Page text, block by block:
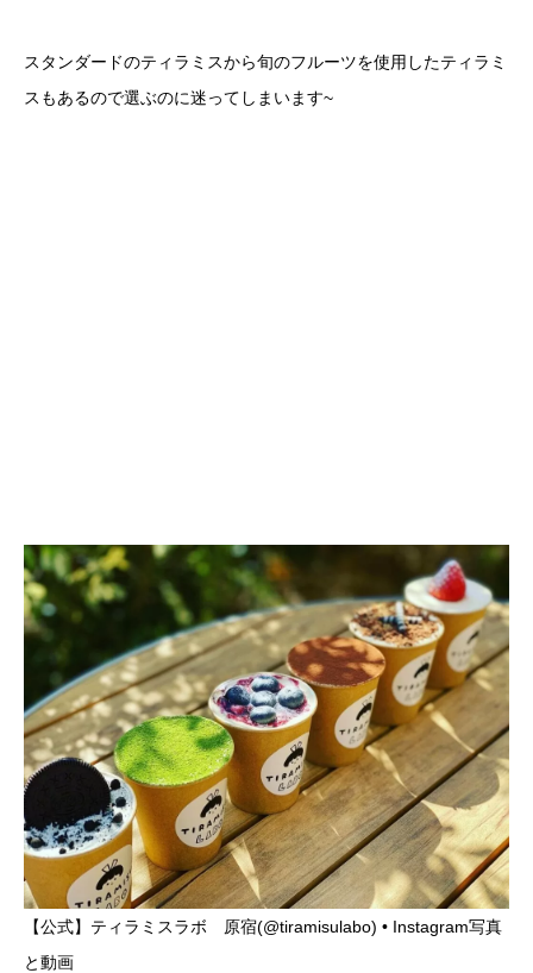
スタンダードのティラミスから旬のフルーツを使用したティラミ
スもあるので選ぶのに迷ってしまいます~
【公式】ティラミスラボ 原宿(@tiramisulabo) • Instagram写真
と動画